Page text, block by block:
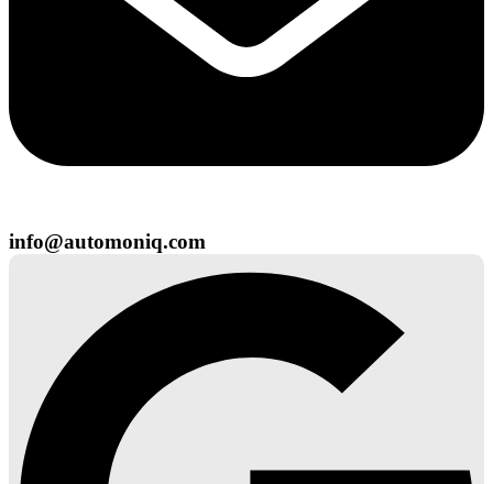
info@automoniq.com